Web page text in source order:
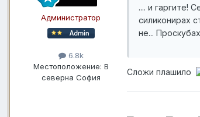
Администратор
6.8k
Местоположение: В
северна София
.... и гаргите!
силиконирах
не...
Сложи плашило